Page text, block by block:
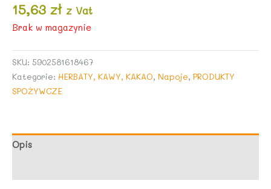
15,63 zł z Vat
Brak w magazynie
SKU: 5902581618467
Kategorie: HERBATY, KAWY, KAKAO, Napoje, PRODUKTY
SPOŻYWCZE
Opis